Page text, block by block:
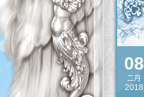
08
二月
2018